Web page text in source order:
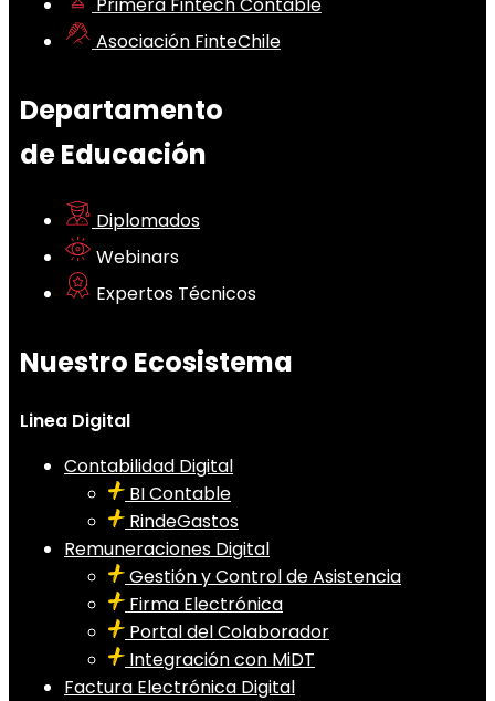
Asociación FinteChile
Departamento
de Educación
Diplomados
Webinars
Expertos Técnicos
Nuestro Ecosistema
Linea Digital
Contabilidad Digital
BI Contable
RindeGastos
Remuneraciones Digital
Gestión y Control de Asistencia
Firma Electrónica
Portal del Colaborador
Integración con MiDT
Factura Electrónica Digital